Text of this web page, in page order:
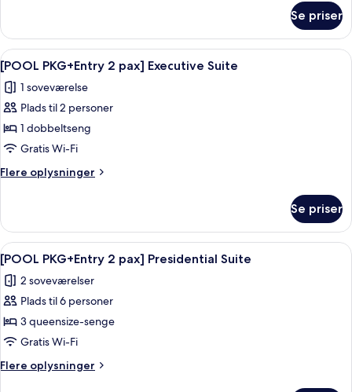
Ondol
Room
PKG+Entry
pax]
Deluxe
Ondol
Room
Se priser
Indlæs
alle
billeder
af
[POOL
PKG+Entry
2
pax]
Suite
Et hotelværelse med en stor seng,
8
[POOL PKG+Entry 2 pax] Executive Suite
1 soveværelse
Plads til 2 personer
1 dobbeltseng
Gratis Wi-Fi
Flere oplysninger
Flere
PKG+Entry
pax]
Executive
Suite
Se priser
Indlæs
alle
billeder
af
[POOL
PKG+Entry
2
pax]
Et moderne hotelværelse med en
6
[POOL PKG+Entry 2 pax] Presidential Suite
2 soveværelser
Plads til 6 personer
3 queensize-senge
Gratis Wi-Fi
Flere oplysninger
Flere